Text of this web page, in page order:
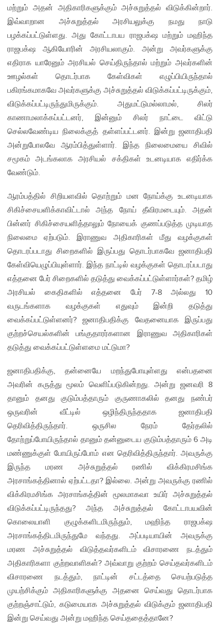
மற்றும் அதன் அதிகாரிகளுக்கும் அச்சுறுத்தல் விடுக்கின்றார்.
இவ்வாறான அச்சுறுத்தல் அரசியலுக்கு நமது நாடு
பழக்கப்பட்டுள்ளது. அது கோட்டாபய ராஜபக்‌ஷ மற்றும் மஹிந்த
ராஜபக்‌ஷ ஆகியோரின் அரசியலாகும். அன்று அவர்களுக்கு
எதிராக யாரேனும் அரசியல் செய்திருந்தால் மற்றும் அவர்களின்
ஊழல்கள் தொடர்பாக கேள்விகள் எழுப்பியிருந்தால்
பகிரங்கமாகவே அவர்களுக்கு அச்சுறுத்தல் விடுக்கப்பட்டிருக்கும்,
விடுக்கப்பட்டிருந்துமிருக்கும். அதுமட்டுமல்லாமல், சிலர்
காணாமலாக்கப்பட்டனர், இன்னும் சிலர் நாட்டை விட்டு
செல்லவேண்டிய நிலைக்குத் தள்ளப்பட்டனர். இன்று ஜனாதிபதி
அன்றுபோலவே ஆரம்பித்துள்ளார். இந்த நிலைமையை சிவில்
சமூகம் அடங்கலாக அரசியல் சக்திகள் உடனடியாக எதிர்க்க
வேண்டும்.
ஆரம்பத்தில் சிறியளவில் தொற்றும் மன நோய்க்கு உடனடியாக
சிகிச்சையளிக்காவிட்டால் அந்த நோய் தீவிரமடையும். அதன்
பின்னர் சிகிச்சையளித்தாலும் நோயைக் குணப்படுத்த முடியாத
நிலைமை ஏற்படும். இராணுவ அதிகாரிகள் மீது வழக்குகள்
தொடரப்படாது சிறைகளில் இருப்பது தொடர்பாகவே ஜனாதிபதி
கேள்வியெழுப்பியுள்ளார். இந்த நாட்டில் வழக்குகள் தொடரப்படாது
எத்தனை பேர் சிறைகளில் தடுத்து வைக்கப்பட்டுள்ளார்கள்? தமிழ்
அரசியல் கைதிகளில் எத்தனை பேர் 7-8 அல்லது 10
வருடங்களாக வழக்குகள் எதுவும் இன்றி தடுத்து
வைக்கப்பட்டுள்ளனர்? ஜனாதிபதிக்கு வேதனையாக இருப்பது
குற்றச்செயல்களின் பங்குதாரர்களான இராணுவ அதிகாரிகள்
தடுத்து வைக்கப்பட்டுள்ளமை மட்டுமா?
ஜனாதிபதிக்கு, தன்னையே மறந்துபோயுள்ளது என்பதனை
அவரின் கருத்து மூலம் வெளிப்படுகின்றது. அன்று ஜனவரி 8
தானும் தனது குடும்பத்தாரும் குருணாகலில் தனது நண்பர்
ஒருவரின் வீட்டில் ஒழிந்திருந்ததாக ஜனாதிபதி
தெரிவித்திருந்தார். ஒருசில நேரம் தேர்தலில்
தோற்றுப்போயிருந்தால் தானும் தன்னுடைய குடும்பத்தாரும் 6 அடி
மண்ணுக்குள் போயிருப்போம் என தெரிவித்திருந்தார். அவருக்கு
இருந்த மரண அச்சுறுத்தல் ரணில் விக்கிரமசிங்க
அரசாங்கத்தினால் ஏற்பட்டதா? இல்லை. அன்று அவருக்கு ரணில்
விக்கிரமசிங்க அரசாங்கத்தின் மூலமாகவா உயிர் அச்சுறுத்தல்
விடுக்கப்பட்டிருந்தது? அந்த அச்சுறுத்தல் கோட்டாபயவின்
கொலையாளி குழுக்களிடமிருந்தும், மஹிந்த ராஜபக்‌ஷ
அரசாங்கத்திடமிருந்துமே வந்தது. அப்படியாயின் அவருக்கு
மரண அச்சுறுத்தல் விடுத்தவர்களிடம் விசாரணை நடத்தும்
அதிகாரிகளா குற்றவாளிகள்? அவ்வாறு குற்றம் செய்தவர்களிடம்
விசாரணை நடத்தும், நாட்டின் சட்டத்தை செயற்படுத்த
முயற்சிக்கும் அதிகாரிகளுக்கு அதனை செய்வது தொடர்பாக
குற்றஞ்சாட்டும், கடுமையாக அச்சுறுத்தல் விடுக்கும் ஜனாதிபதி
இன்று செய்வது அன்று மஹிந்த செய்ததைத்தானே?